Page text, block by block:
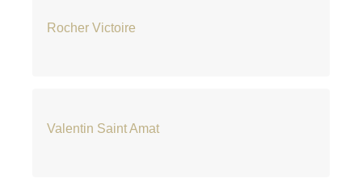
Rocher Victoire
Valentin Saint Amat